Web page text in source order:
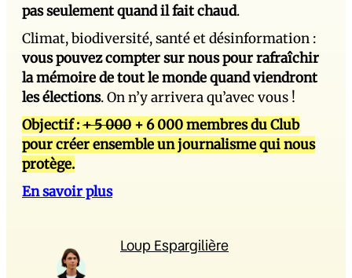
pas seulement quand il fait chaud.
Climat, biodiversité, santé et désinformation :
vous pouvez compter sur nous pour rafraîchir
la mémoire de tout le monde quand viendront
les élections. On n’y arrivera qu’avec vous !
Objectif :+ 5 000 + 6 000 membres du Club
pour créer ensemble un journalisme qui nous
protège.
En savoir plus
Loup Espargilière